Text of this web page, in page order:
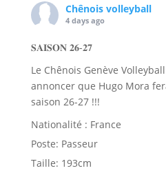
Chênois volleyball
4 days ago
𝐒𝐀𝐈𝐒𝐎𝐍 𝟐𝟔-𝟐𝟕
Le Chênois Genève
annoncer que Hugo Mora
saison 26-27 !!!
Nationalité : France
Poste: Passeur
Taille: 193cm